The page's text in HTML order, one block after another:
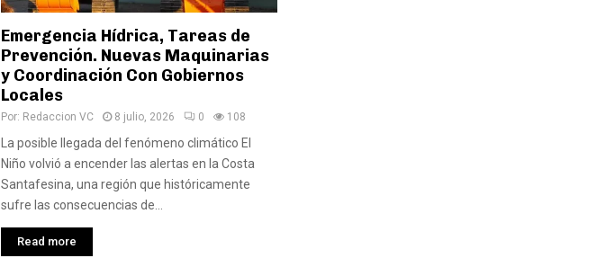
Emergencia Hídrica, Tareas de
Prevención. Nuevas Maquinarias
y Coordinación Con Gobiernos
Locales
Por: Redaccion VC 8 julio, 2026 0 108
La posible llegada del fenómeno climático El
Niño volvió a encender las alertas en la Costa
Santafesina, una región que históricamente
sufre las consecuencias de...
Read more